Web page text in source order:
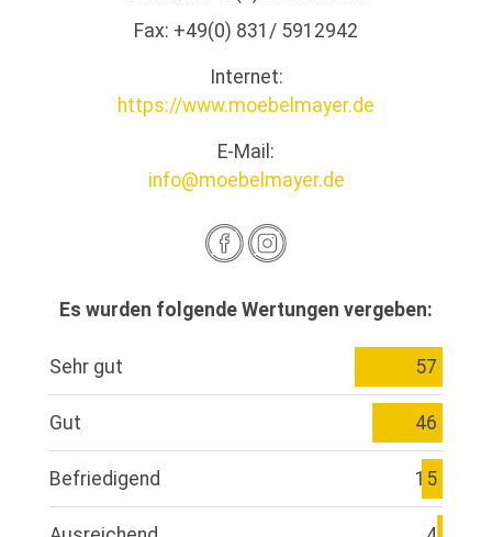
Fax: +49(0) 831/ 5912942
Internet:
https://www.moebelmayer.de
E-Mail:
info@moebelmayer.de
Es wurden folgende Wertungen vergeben:
Sehr gut 57
Gut 46
Befriedigend 15